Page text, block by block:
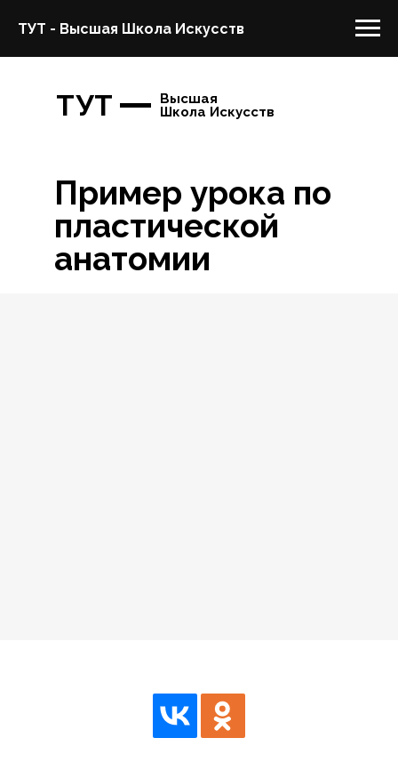
ТУТ - Высшая Школа Искусств
Высшая
Школа Искусств
ТУТ
Пример урока по
пластической
анатомии